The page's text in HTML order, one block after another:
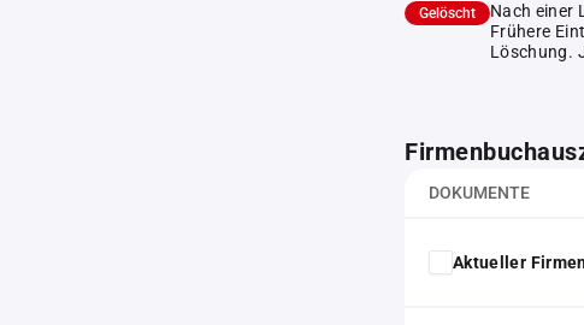
Gelöscht
Nach einer
Frühere
Löschung.
DOKUMENTE
Aktueller